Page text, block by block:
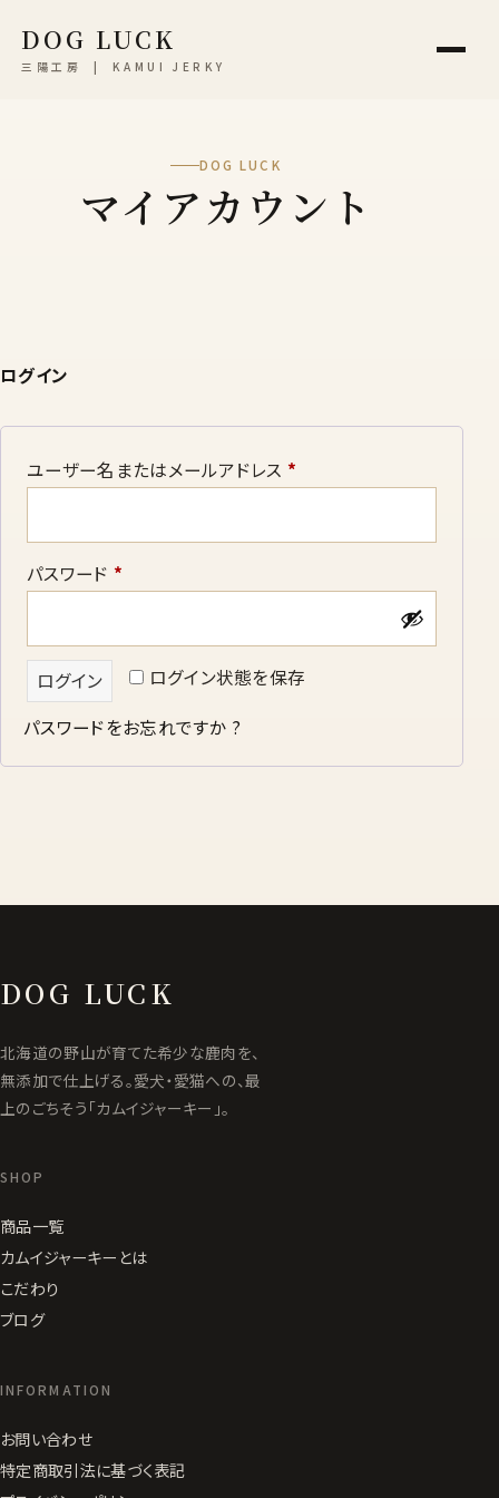
DOG LUCK
三陽工房 | KAMUI JERKY
DOG LUCK
マイアカウント
ログイン
ユーザー名またはメールアドレス *
パスワード *
ログイン状態を保存
ログイン
パスワードをお忘れですか ?
DOG LUCK
北海道の野山が育てた希少な鹿肉を、
無添加で仕上げる。愛犬・愛猫への、最
上のごちそう「カムイジャーキー」。
SHOP
商品一覧
カムイジャーキーとは
こだわり
ブログ
INFORMATION
お問い合わせ
特定商取引法に基づく表記